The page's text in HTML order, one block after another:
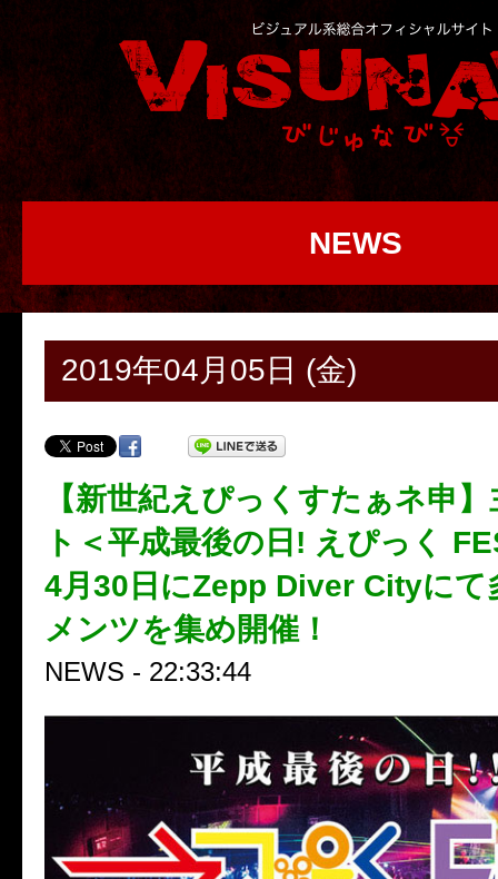
NEWS
2019年04月05日 (金)
【新世紀えぴっくすたぁネ申
ト＜平成最後の日! えぴっく
4月30日にZepp Diver Cityにて
メンツを集め開催！
NEWS - 22:33:44